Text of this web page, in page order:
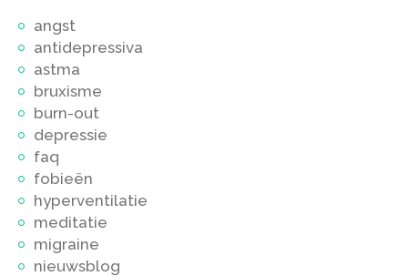
angst
antidepressiva
astma
bruxisme
burn-out
depressie
faq
fobieën
hyperventilatie
meditatie
migraine
nieuwsblog